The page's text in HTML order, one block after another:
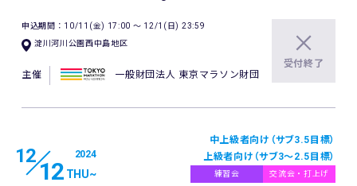
申込期間：10/11(金) 17:00 〜 12/1(日) 23:59
淀川河川公園西中島地区
主催 一般財団法人 東京マラソン財団
受付終了
12
12
2024
THU~
中上級者向け（サブ3.5目標）
上級者向け（サブ3～2.5目標）
練習会 交流会・打上げ